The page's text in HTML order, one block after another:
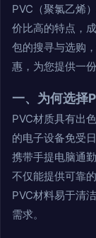
PVC（聚氯乙烯
价比高的特点，
包的搜寻与选购
惠，为您提供一
一、为何选择
PVC材质具有出
的电子设备免受
携带手提电脑通
不仅能提供可靠
PVC材料易于清
需求。